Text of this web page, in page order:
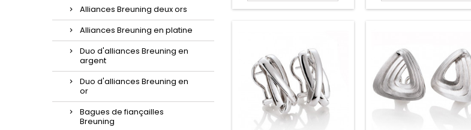
Alliances Breuning deux ors
Alliances Breuning en platine
Duo d'alliances Breuning en
argent
Duo d'alliances Breuning en
or
Bagues de fiançailles
Breuning